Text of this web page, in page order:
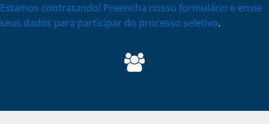
Estamos contratando! Preencha nosso formulário e envie
seus dados para participar do processo seletivo.